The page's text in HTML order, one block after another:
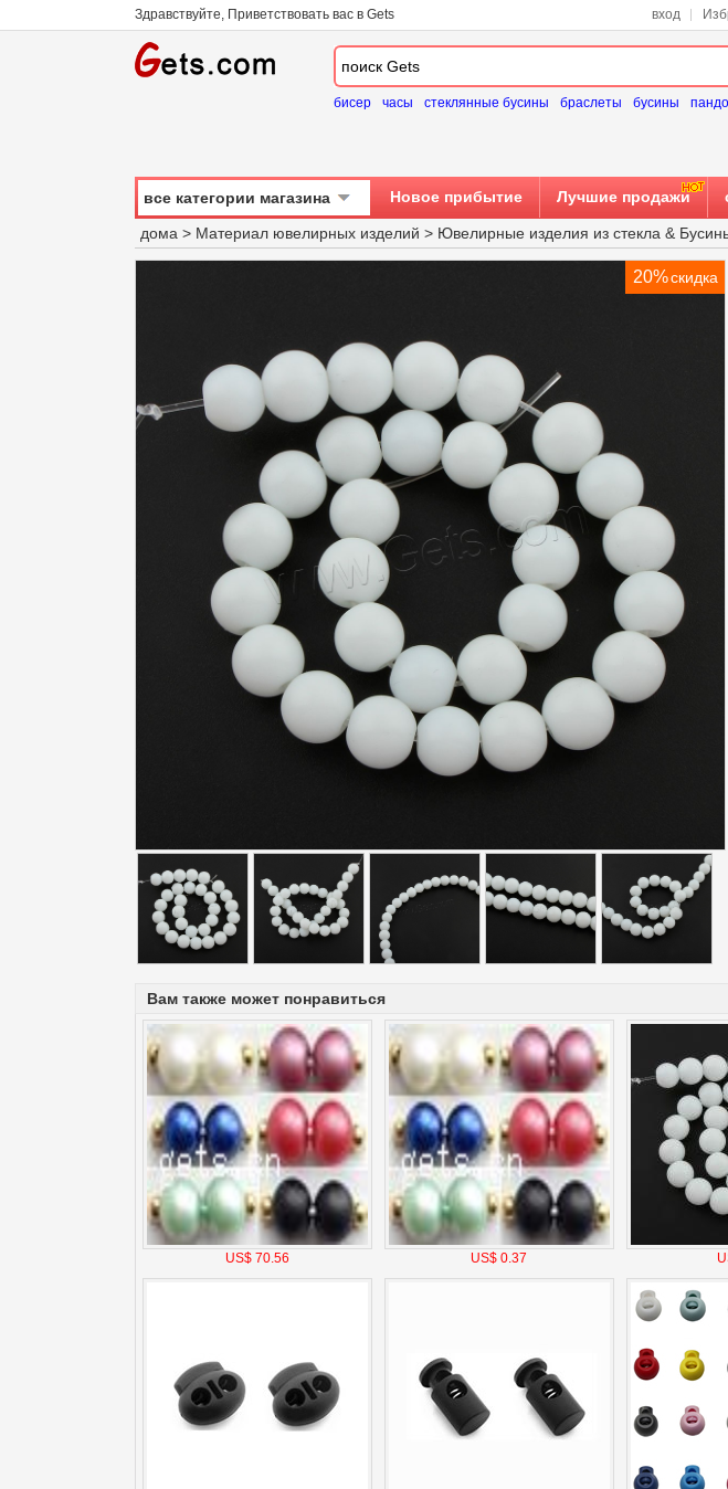
Здравствуйте, Приветствовать вас в Gets вход
бисер часы стеклянные бусины браслеты бусины
все категории магазина Новое прибытие Лучшие продажи
дома > Материал ювелирных изделий > Ювелирные изделия из стекла &
20%скидка
Вам также может понравиться
US$ 70.56 US$ 0.37